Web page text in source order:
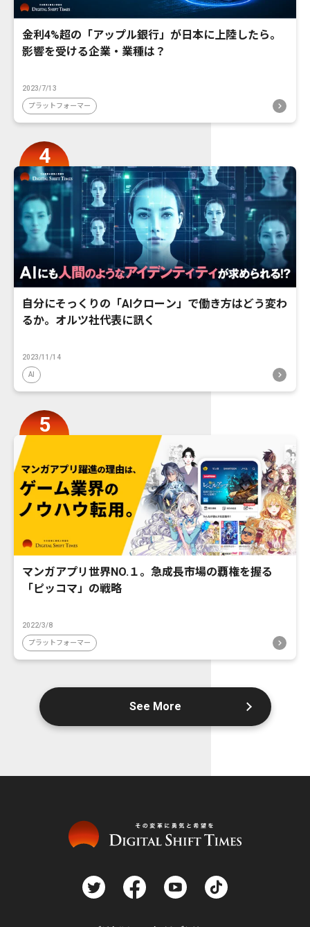
金利4%超の「アップル銀行」が日本に上陸したら。
影響を受ける企業・業種は？
2023/7/13
プラットフォーマー
自分にそっくりの「AIクローン」で働き方はどう変わ
るか。オルツ社代表に訊く
2023/11/14
AI
マンガアプリ世界NO.１。急成長市場の覇権を握る
「ピッコマ」の戦略
2022/3/8
プラットフォーマー
See More